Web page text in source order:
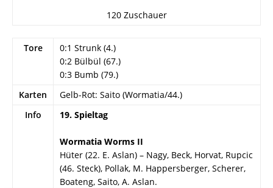
120 Zuschauer
Tore
0:1 Strunk (4.)
0:2 Bülbül (67.)
0:3 Bumb (79.)
Karten
Gelb-Rot: Saito (Wormatia/44.)
Info
19. Spieltag
Wormatia Worms II
Hüter (22. E. Aslan) – Nagy, Beck, Horvat, Rupcic
(46. Steck), Pollak, M. Happersberger, Scherer,
Boateng, Saito, A. Aslan.